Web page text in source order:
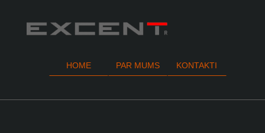
HOME PAR MUMS KONTAKTI